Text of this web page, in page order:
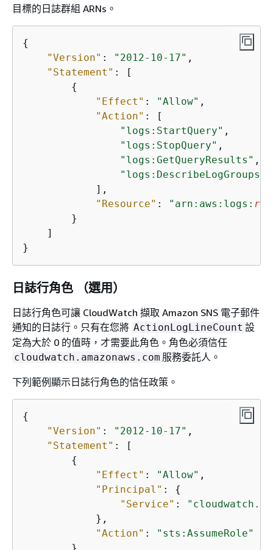
目標的日誌群組 ARNs。
{
"Version" : "2012-10-17" ,
"Statement" : [
{
"Effect" : "Allow" ,
"Action" : [
"logs:StartQuery" ,
"logs:StopQuery" ,
"logs:GetQueryResults" ,
"logs:DescribeLogGroups"
            ],
"Resource" : "arn:aws:logs:
        }
    ]
}
日誌行角色 （選用）
日誌行角色可讓 CloudWatch 擷取 Amazon SNS 電子郵件
通知的日誌行。只有在您將 ActionLogLineCount 設
定為大於 0 的值時，才需要此角色。角色必須信任
cloudwatch.amazonaws.com 服務委託人。
下列範例顯示日誌行角色的信任政策。
{
"Version" : "2012-10-17" ,
"Statement" : [
{
"Effect" : "Allow" ,
"Principal" : {
"Service" :
            },
"Action" :
"sts:AssumeRole"